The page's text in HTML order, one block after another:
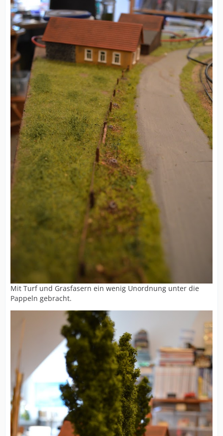
Mit Turf und Grasfasern ein wenig Unordnung unter die
Pappeln gebracht.